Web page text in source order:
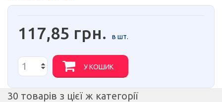
117,85 грн. в шт.
У КОШИК
30 товарів з цієї ж категорії